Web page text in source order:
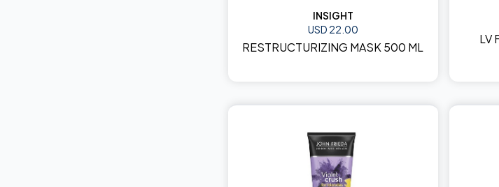
INSIGHT
USD 22.00
RESTRUCTURIZING MASK 500 ML
LV